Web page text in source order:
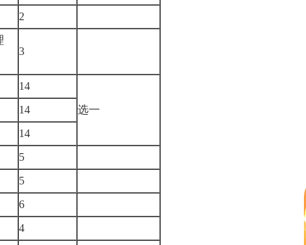
2
3
14
选一
14
14
5
5
6
4